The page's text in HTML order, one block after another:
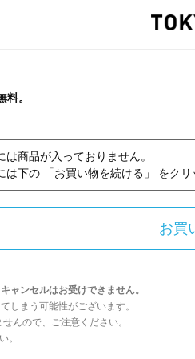
。
商品が入っておりません。
は下の 「お買い物を続ける」 をクリ
ャンセルはお受けできません。
しまう可能性がございます。
んので、ご注意ください。
。